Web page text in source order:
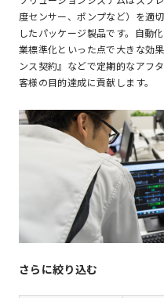
度センサー、ポンプなど）を適
したパッケージ製品です。自動
業標準化といった点で大きな効
ンス契約』などで定期的なアフ
客様の目的達成に貢献します。
さらに絞り込む